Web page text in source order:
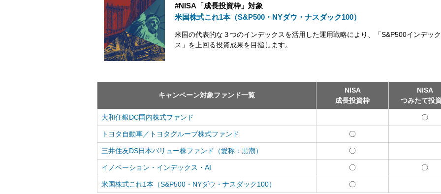
#NISA「成長投資枠」対象
米国株式これ1本（S&P500・NYダウ・ナスダック100）
米国の代表的な３つのインデックスを活用した運用戦略により、「S&P500インデック
ス」を上回る投資成果を目指します。
キャンペーン対象ファンド一覧
NISA
成長投資枠
NISA
つみたて投
大和住銀DC国内株式ファンド 〇
トヨタ自動車／トヨタグループ株式ファンド 〇
三井住友DS日本バリュー株ファンド（愛称：黒潮） 〇
イノベーション・インデックス・AI 〇 〇
米国株式これ1本（S&P500・NYダウ・ナスダック100） 〇